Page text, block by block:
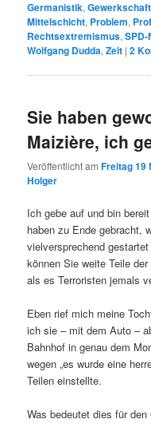
Germanistik,
Mittelschicht, Problem,
Rechtsextremismus,SPD-
Wolfgang Dudda,Zeit |2
Sie haben
Maizière, ich
Veröffentlicht amFreitag 19
Holger
Ich gebe auf und bin
haben zu Ende gebracht,
vielversprechend
können Sie weite Teile
als es Terroristen jemals
Eben rief mich meine
ich sie – mit dem Auto –
Bahnhof in genau dem
wegen „es wurde eine
Teilen einstellte.
Was bedeutet dies für